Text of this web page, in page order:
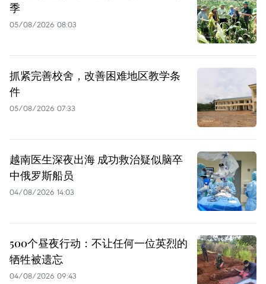
季
05/08/2026 08:03
抓紧完善校舍，改善困难地区教学条
件
05/08/2026 07:33
越南医生深夜出海 成功救治疑似脑卒
中俄罗斯船员
04/08/2026 14:03
500个昼夜行动：不让任何一位英烈的
牺牲被遗忘
04/08/2026 09:43